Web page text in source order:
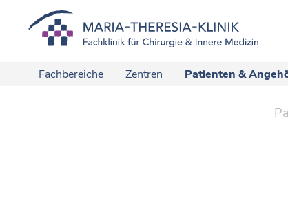
Fachbereiche Zentren Patienten &